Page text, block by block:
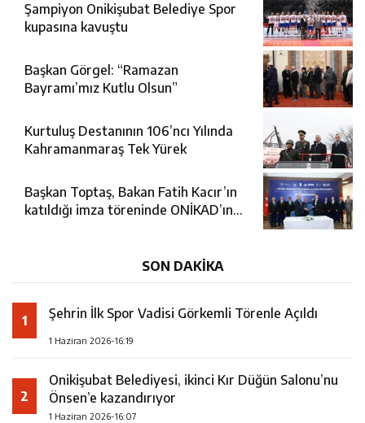
Şampiyon Onikişubat Belediye Spor
kupasına kavuştu
Başkan Görgel: “Ramazan
Bayramı’mız Kutlu Olsun”
Kurtuluş Destanının 106’ncı Yılında
Kahramanmaraş Tek Yürek
Başkan Toptaş, Bakan Fatih Kacır’ın
katıldığı imza töreninde ONİKAD’ın
SON DAKİKA
1 Şehrin İlk Spor Vadisi Görkemli Törenle Açıldı
1 Haziran 2026-16:19
2
Onikişubat Belediyesi, ikinci Kır Düğün Salonu’nu
Önsen’e kazandırıyor
1 Haziran 2026-16:07